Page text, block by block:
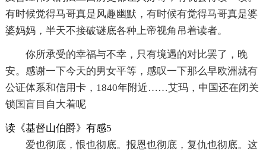
有时候觉得马哥真是风趣幽默，有时候有觉得马哥真是婆
婆妈妈，半天不接破谜底各种上帝视角吊着读者。
你所承受的幸福与不幸，只有境遇的对比罢了，晚
安。感谢一下今天的男女平等，感叹一下那么早欧洲就有
公证体系和信用卡，1840年附近……艾玛，中国还在闭关
锁国盲目自大着呢
读《基督山伯爵》有感5
爱也彻底，恨也彻底。报恩也彻底，复仇也彻底。这